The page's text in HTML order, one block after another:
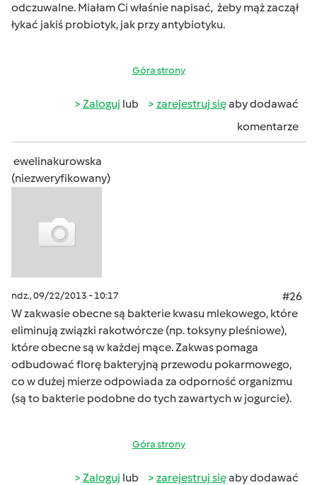
odczuwalne. Miałam Ci właśnie napisać, żeby mąż zaczął
łykać jakiś probiotyk, jak przy antybiotyku.
Góra strony
Zaloguj lub zarejestruj sięaby dodawać
komentarze
ewelinakurowska
(niezweryfikowany)
ndz., 09/22/2013 - 10:17
#26
W zakwasie obecne są bakterie kwasu mlekowego, które
eliminują związki rakotwórcze (np. toksyny pleśniowe),
które obecne są w każdej mące. Zakwas pomaga
odbudować florę bakteryjną przewodu pokarmowego,
co w dużej mierze odpowiada za odporność organizmu
(są to bakterie podobne do tych zawartych w jogurcie).
Góra strony
Zaloguj lub zarejestruj sięaby dodawać